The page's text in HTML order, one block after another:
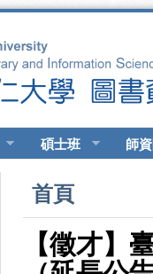
碩士班 師
您在這裡
首頁
【徵才】